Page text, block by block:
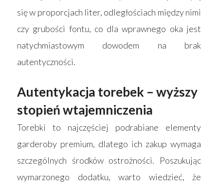
się w proporcjach liter, odległościach między nimi
czy grubości fontu, co dla wprawnego oka jest
natychmiastowym dowodem na brak
autentyczności.
Autentykacja torebek – wyższy
stopień wtajemniczenia
Torebki to najczęściej podrabiane elementy
garderoby premium, dlatego ich zakup wymaga
szczególnych środków ostrożności. Poszukując
wymarzonego dodatku, warto wiedzieć, że